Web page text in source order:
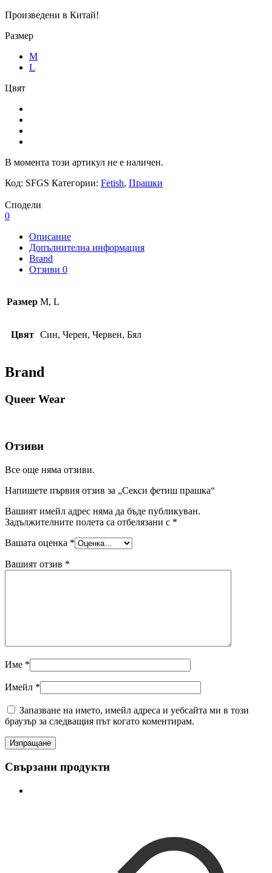
Произведени в Китай!
Размер
M
L
Цвят
В момента този артикул не е наличен.
Код: SFGS Категории: Fetish, Прашки
Сподели
0
Описание
Допълнителна информация
Brand
Отзиви 0
Размер M, L
Цвят Син, Черен, Червен, Бял
Brand
Queer Wear
Отзиви
Все още няма отзиви.
Напишете първия отзив за „Секси фетиш прашка“
Вашият имейл адрес няма да бъде публикуван.
Задължителните полета са отбелязани с *
Вашата оценка *
Вашият отзив *
Име *
Имейл *
Запазване на името, имейл адреса и уебсайта ми в този
браузър за следващия път когато коментирам.
Свързани продукти